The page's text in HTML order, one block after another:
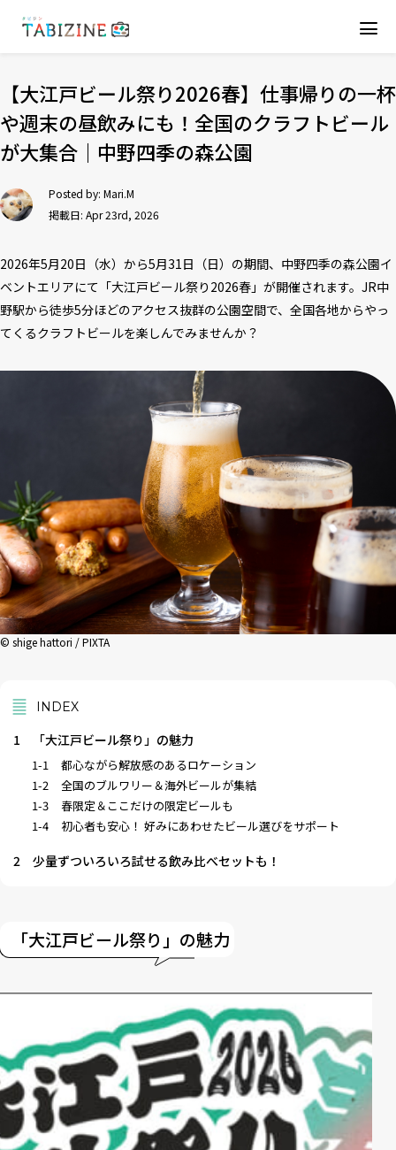
【大江戸ビール祭り2026春】仕事帰りの一杯
や週末の昼飲みにも！全国のクラフトビール
が大集合｜中野四季の森公園
Posted by: Mari.M
掲載日: Apr 23rd, 2026
2026年5月20日（水）から5月31日（日）の期間、中野四季の森公園イ
ベントエリアにて「大江戸ビール祭り2026春」が開催されます。JR中
野駅から徒歩5分ほどのアクセス抜群の公園空間で、全国各地からやっ
てくるクラフトビールを楽しんでみませんか？
© shige hattori / PIXTA
INDEX
1 「大江戸ビール祭り」の魅力
1-1
都心ながら解放感のあるロケーション
1-2
全国のブルワリー＆海外ビールが集結
1-3
春限定＆ここだけの限定ビールも
1-4
初心者も安心！ 好みにあわせたビール選びをサポート
2 少量ずついろいろ試せる飲み比べセットも！
「大江戸ビール祭り」の魅力